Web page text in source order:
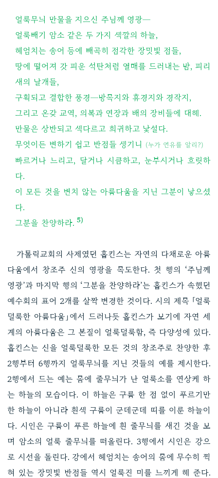
얼룩무늬 만물을 지으신 주님께 영광─
얼룩빼기 암소 같은 두 가지 색깔의 하늘,
헤엄치는 송어 등에 빼곡히 점각한 장밋빛 점들,
땅에 떨어져 갓 피운 석탄처럼 열매를 드러내는 밤, 피리
새의 날개들,
구획되고 결합한 풍경─방목지와 휴경지와 경작지,
그리고 온갖 교역, 의복과 연장과 배의 장비들에 대해.
만물은 상반되고 색다르고 희귀하고 낯설다.
무엇이든 변하기 쉽고 반점들 생기니
(누가 연유를 알리?)
빠르거나 느리고, 달거나 시큼하고, 눈부시거나 흐릿하
다.
이 모든 것을 변치 않는 아름다움을 지닌 그분이 낳으셨
다.
그분을 찬양하라. 5)
가톨릭교회의 사제였던 홉킨스는 자연의 다채로운 아름
다움에서 창조주 신의 영광을 목도한다. 첫 행의 ‘주님께
영광’과 마지막 행의 ‘그분을 찬양하라’는 홉킨스가 속했던
예수회의 표어 2개를 살짝 변경한 것이다. 시의 제목 「얼룩
덜룩한 아름다움」에서 드러나듯 홉킨스가 보기에 자연 세
계의 아름다움은 그 본질이 얼룩덜룩함, 즉 다양성에 있다.
홉킨스는 신을 얼룩덜룩한 모든 것의 창조주로 찬양한 후
2행부터 6행까지 얼룩무늬를 지닌 것들의 예를 제시한다.
2행에서 드는 예는 몸에 줄무늬가 난 얼룩소를 연상케 하
는 하늘의 모습이다. 이 하늘은 구름 한 점 없이 푸르기만
한 하늘이 아니라 흰색 구름이 군데군데 띠를 이룬 하늘이
다. 시인은 구름이 푸른 하늘에 흰 줄무늬를 새긴 것을 보
며 암소의 얼룩 줄무늬를 떠올린다. 3행에서 시인은 강으
로 시선을 돌린다. 강에서 헤엄치는 송어의 몸에 무수히 찍
혀 있는 장밋빛 반점들 역시 얼룩진 미를 느끼게 해 준다.